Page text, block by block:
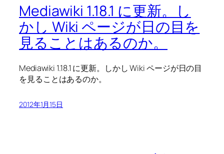
Mediawiki 1.18.1 に更新。し
かし Wiki ページが日の目を
見ることはあるのか。
Mediawiki 1.18.1 に更新。しかし Wiki ページが日の目
を見ることはあるのか。
2012年1月15日